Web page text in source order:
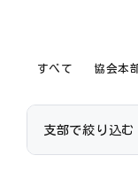
すべて 協会本
支部で絞り込む